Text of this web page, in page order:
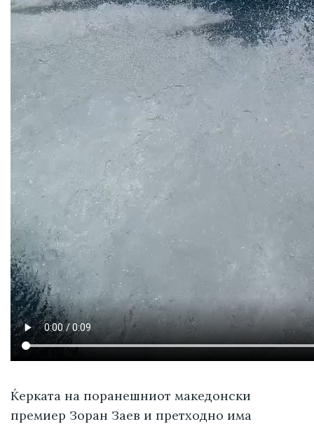
Ќерката на поранешниот македонски
премиер Зоран Заев и претходно има